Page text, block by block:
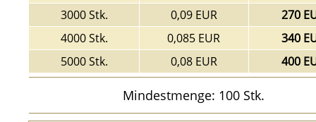
3000 Stk.
0,09 EUR
270
4000 Stk.
0,085 EUR
340
5000 Stk.
0,08 EUR 400
Mindestmenge: 100 Stk.